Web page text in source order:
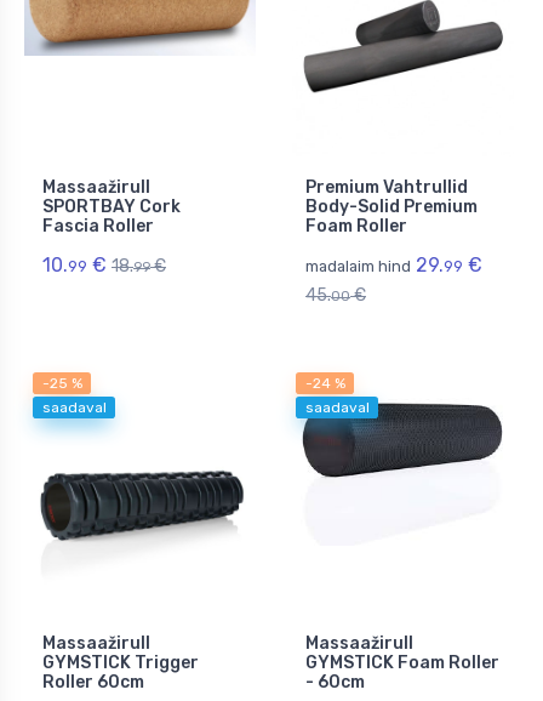
Massaažirull
SPORTBAY Cork
Fascia Roller
10.99 € 18.99€
Premium Vahtrullid
Body-Solid Premium
Foam Roller
madalaim hind 29.99 €
45.00€
-25 %
saadaval
Massaažirull
GYMSTICK Trigger
Roller 60cm
-24 %
saadaval
Massaažirull
GYMSTICK Foam Roller
- 60cm